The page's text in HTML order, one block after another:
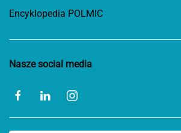
Encyklopedia POLMIC
Nasze social media